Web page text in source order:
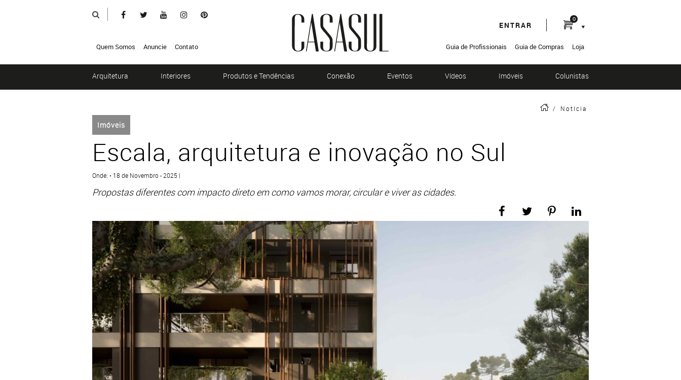
0
ENTRAR
Quem Somos Anuncie Contato Guia de Profissionais Guia de Compras Loja
Arquitetura Interiores Produtos e Tendências Conexão Eventos Vídeos Imóveis Colunistas
/ Notícia
Imóveis
Escala, arquitetura e inovação no Sul
Onde: • 18 de Novembro - 2025 |
Propostas diferentes com impacto direto em como vamos morar, circular e viver as cidades.